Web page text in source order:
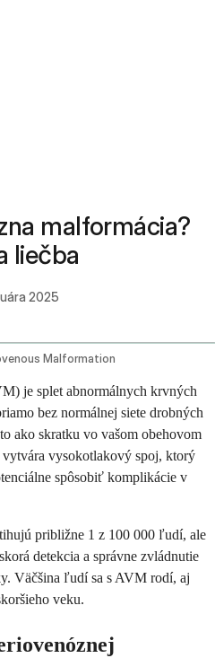
malformácia?
liečba
2025
Malformation
je splet abnormálnych krvných
bez normálnej siete drobných
ako skratku vo vašom obehovom
vysokotlakový spoj, ktorý
spôsobiť komplikácie v
približne 1 z 100 000 ľudí, ale
detekcia a správne zvládnutie
Väčšina ľudí sa s AVM rodí, aj
veku.